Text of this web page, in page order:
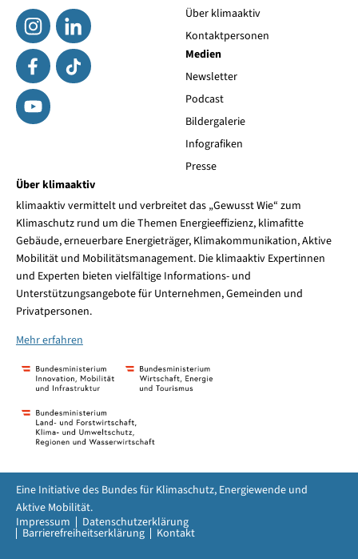
Über klimaaktiv
Kontaktpersonen
Medien
Newsletter
Podcast
Bildergalerie
Infografiken
Presse
Über klimaaktiv
klimaaktiv vermittelt und verbreitet das „Gewusst Wie“ zum
Klimaschutz rund um die Themen Energieeffizienz, klimafitte
Gebäude, erneuerbare Energieträger, Klimakommunikation, Aktive
Mobilität und Mobilitätsmanagement. Die klimaaktiv Expertinnen
und Experten bieten vielfältige Informations- und
Unterstützungsangebote für Unternehmen, Gemeinden und
Privatpersonen.
Mehr erfahren
Impressum Datenschutzerklärung
Barrierefreiheitserklärung Kontakt
Eine Initiative des Bundes für Klimaschutz, Energiewende und
Aktive Mobilität.